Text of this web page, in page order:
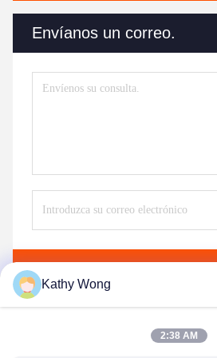
Envíanos un correo.
Kathy Wong
2:38 AM